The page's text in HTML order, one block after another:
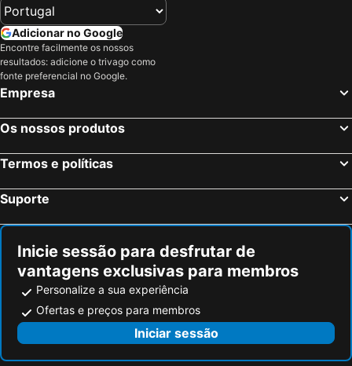
Leiden, bed and breakfasts
Breukelen, bed and breakfasts
Oostvoorne, bed and breakfasts
Pijnacker-Nootdorp, bed and breakfasts
Aerdenhout, bed and breakfasts
Velsen, bed and breakfasts
De Ronde Venen, bed and breakfasts
Ouderkerk aan de Amstel, bed and breakfasts
Rijswijk, bed and breakfasts
Adicionar no Google
Encontre facilmente os nossos
resultados: adicione o trivago como
fonte preferencial no Google.
Empresa
Os nossos produtos
Termos e políticas
Suporte
Inicie sessão para desfrutar de
vantagens exclusivas para membros
Personalize a sua experiência
Ofertas e preços para membros
Iniciar sessão